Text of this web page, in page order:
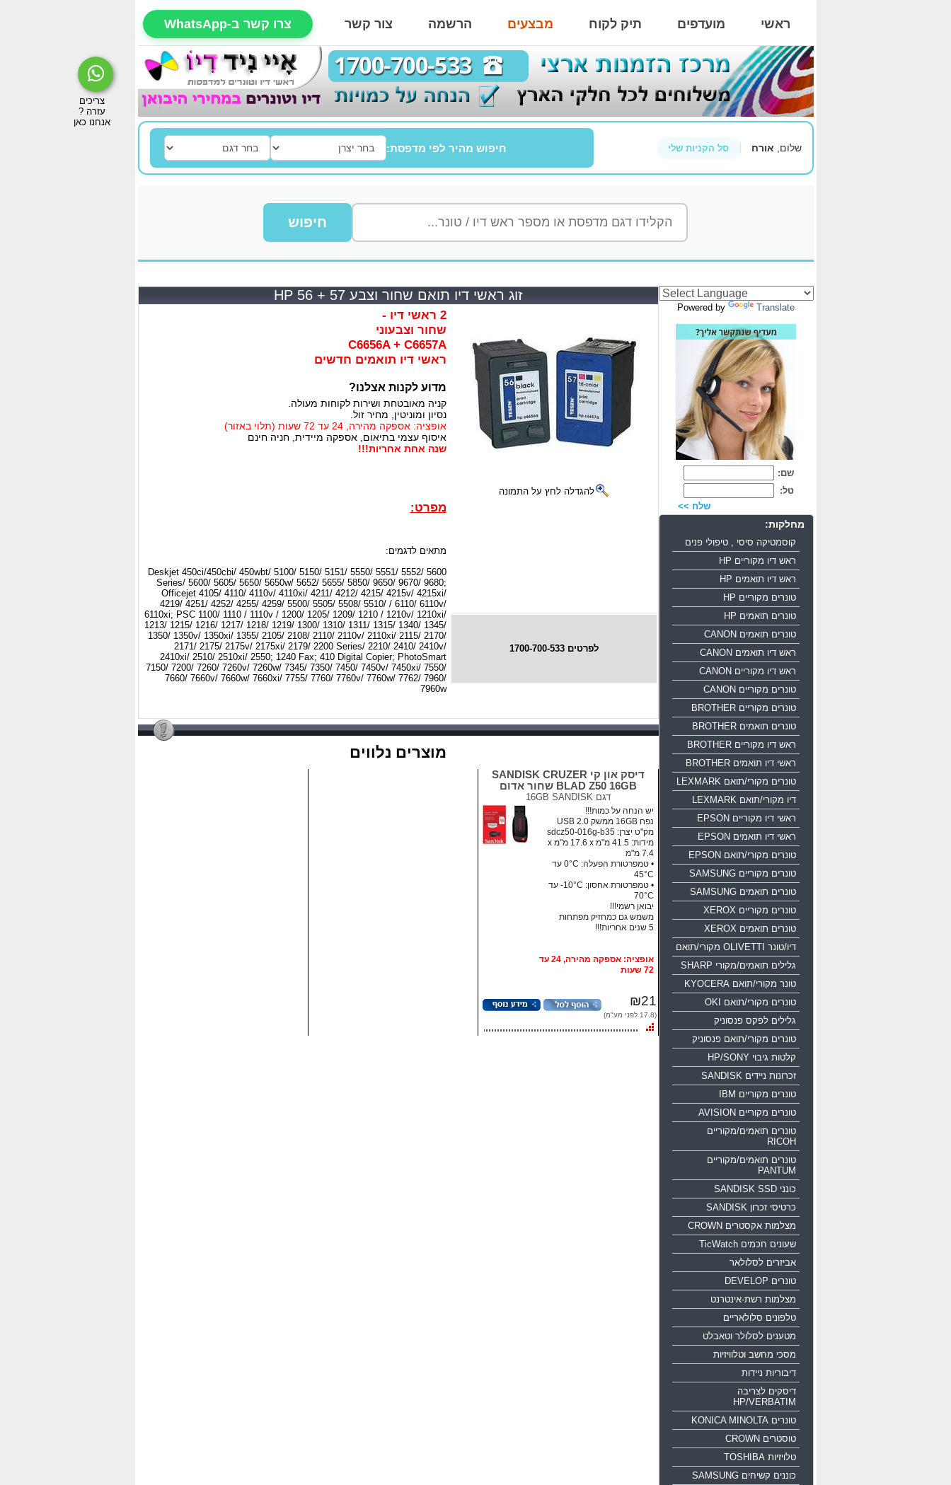
ראשי מועדפים תיק לקוח מבצעים הרשמה צור קשר צרו קשר ב-WhatsApp
שלום, אורח סל הקניות שלי חיפוש מהיר לפי מדפסת:
חיפוש
זוג ראשי דיו תואם שחור וצבע HP 56 + 57
להגדלה לחץ על התמונה
לפרטים 1700-700-533
2 ראשי דיו -
שחור וצבעוני
C6656A + C6657A
ראשי דיו תואמים חדשים
מדוע לקנות אצלנו?
קניה מאובטחת ושירות לקוחות מעולה.
נסיון ומוניטין, מחיר זול.
אופציה: אספקה מהירה, 24 עד 72 שעות (תלוי באזור)
איסוף עצמי בתיאום, אספקה מיידית, חניה חינם
שנה אחת אחריות!!!
מפרט:
מתאים לדגמים:
Deskjet 450ci/450cbi/ 450wbt/ 5100/ 5150/ 5151/ 5550/ 5551/ 5552/ 5600
Series/ 5600/ 5605/ 5650/ 5650w/ 5652/ 5655/ 5850/ 9650/ 9670/ 9680;
Officejet 4105/ 4110/ 4110v/ 4110xi/ 4211/ 4212/ 4215/ 4215v/ 4215xi/
4219/ 4251/ 4252/ 4255/ 4259/ 5500/ 5505/ 5508/ 5510/ / 6110/ 6110v/
6110xi; PSC 1100/ 1110 / 1110v / 1200/ 1205/ 1209/ 1210 / 1210v/ 1210xi/
1213/ 1215/ 1216/ 1217/ 1218/ 1219/ 1300/ 1310/ 1311/ 1315/ 1340/ 1345/
1350/ 1350v/ 1350xi/ 1355/ 2105/ 2108/ 2110/ 2110v/ 2110xi/ 2115/ 2170/
2171/ 2175/ 2175v/ 2175xi/ 2179/ 2200 Series/ 2210/ 2410/ 2410v/
2410xi/ 2510/ 2510xi/ 2550; 1240 Fax; 410 Digital Copier; PhotoSmart
7150/ 7200/ 7260/ 7260v/ 7260w/ 7345/ 7350/ 7450/ 7450v/ 7450xi/ 7550/
7660/ 7660v/ 7660w/ 7660xi/ 7755/ 7760/ 7760v/ 7760w/ 7762/ 7960/
7960w
מוצרים נלווים
דיסק און קי SANDISK CRUZER
BLAD Z50 16GB שחור אדום
דגם16GB SANDISK
יש הנחה על כמות!!!
נפח 16GB ממשק USB 2.0
מק"ט יצרן: sdcz50-016g-b35
מידות: ‏41.5 מ"מ x ‏17.6 מ"מ x
‏7.4 מ"מ
• טמפרטורת הפעלה: ‏0°C עד
45°C
• טמפרטורת אחסון:‏ 10°C- עד
70°C
יבואן רשמי!!!
משמש גם כמחזיק מפתחות
5 שנים אחריות!!!
אופציה: אספקה מהירה, 24 עד
72 שעות
₪21
(17.8 לפני מע"מ)
Powered by Translate
שם:
טל:
שלח >>
מחלקות:
קוסמטיקה סיסי , טיפולי פנים
ראש דיו מקוריים HP
ראש דיו תואמים HP
טונרים מקוריים HP
טונרים תואמים HP
טונרים תואמים CANON
ראש דיו תואמים CANON
ראש דיו מקוריים CANON
טונרים מקוריים CANON
טונרים מקוריים BROTHER
טונרים תואמים BROTHER
ראש דיו מקוריים BROTHER
ראשי דיו תואמים BROTHER
טונרים מקורי/תואם LEXMARK
דיו מקורי/תואם LEXMARK
ראשי דיו מקוריים EPSON
ראשי דיו תואמים EPSON
טונרים מקורי/תואם EPSON
טונרים מקוריים SAMSUNG
טונרים תואמים SAMSUNG
טונרים מקוריים XEROX
טונרים תואמים XEROX
דיו/טונר OLIVETTI מקורי/תואם
גלילים תואמים/מקורי SHARP
טונר מקורי/תואם KYOCERA
טונרים מקורי/תואם OKI
גלילים לפקס פנסוניק
טונרים מקורי/תואם פנסוניק
קלטות גיבוי HP/SONY
זכרונות ניידים SANDISK
טונרים מקוריים IBM
טונרים מקוריים AVISION
טונרים תואמים/מקוריים
RICOH
טונרים תואמים/מקוריים
PANTUM
כונני SANDISK SSD
כרטיסי זכרון SANDISK
מצלמות אקסטרים CROWN
שעונים חכמים TicWatch
אביזרים לסלולאר
טונרים DEVELOP
מצלמות רשת-אינטרנט
טלפונים סלולאריים
מטענים לסלולר וטאבלט
מסכי מחשב וטלוויזיות
דיבוריות ניידות
דיסקים לצריבה
HP/VERBATIM
טונרים KONICA MINOLTA
טוסטרים CROWN
טלויזיות TOSHIBA
כוננים קשיחים SAMSUNG